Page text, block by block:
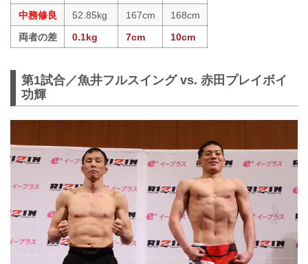
中務修良
52.85kg 167cm
168cm
両者の差
0.1kg 7cm 10cm
第1試合／魚井フルスイング vs. 赤田プレイボイ
功輝